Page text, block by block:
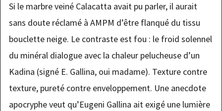
Si le marbre veiné Calacatta avait pu parler, il aurait
sans doute réclamé à AMPM d’être flanqué du tissu
bouclette neige. Le contraste est fou : le froid solennel
du minéral dialogue avec la chaleur pelucheuse d’un
Kadina (signé E. Gallina, oui madame). Texture contre
texture, pureté contre enveloppement. Une anecdote
apocryphe veut qu’Eugeni Gallina ait exigé une lumière